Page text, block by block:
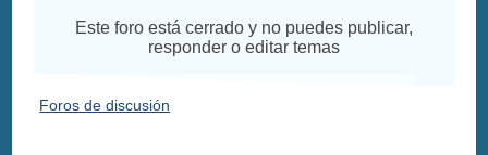
Este foro está cerrado y no puedes publicar,
responder o editar temas
Foros de discusión